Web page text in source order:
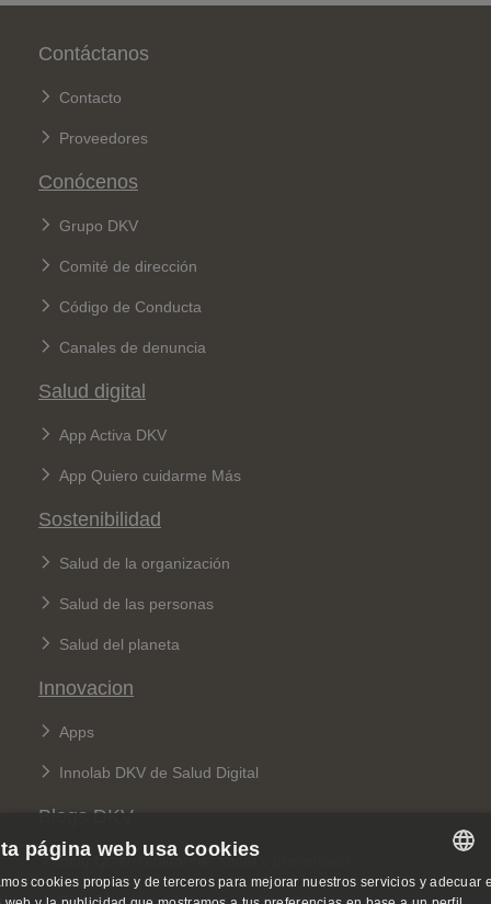
Pie de página
Contáctanos
Contacto
Proveedores
Conócenos
Grupo DKV
Comité de dirección
Código de Conducta
Canales de denuncia
Salud digital
App Activa DKV
App Quiero cuidarme Más
Sostenibilidad
Salud de la organización
Salud de las personas
Salud del planeta
Innovacion
Apps
Innolab DKV de Salud Digital
Blogs DKV
Blog Quiero cuidarme: salud y prevención
SPANISH
página web usa cookies
cookies propias y de terceros para mejorar nuestros servicios y adecuar